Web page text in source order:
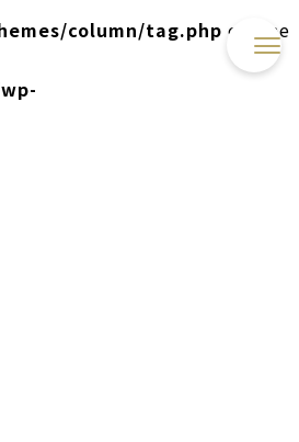
column/tag.php on line